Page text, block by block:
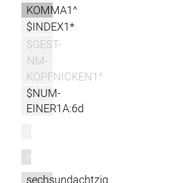
KOMMA1^
$INDEX1*
$GEST-
NM-
KOPFNICKEN1^
$NUM-
EINER1A:6d
m
sechsundachtzig